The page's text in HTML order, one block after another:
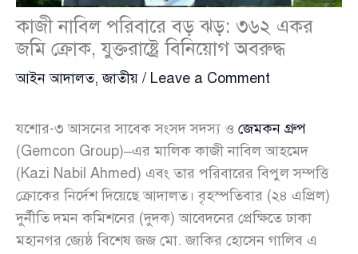
কাজী নাবিল পরিবারে বড় ঝড়: ৩৬২ একর
জমি ক্রোক, যুক্তরাষ্ট্রে বিনিয়োগ অবরুদ্ধ
আইন আদালত,জাতীয় / Leave a Comment
যশোর-৩ আসনের সাবেক সংসদ সদস্য ও জেমকন গ্রুপ
(Gemcon Group)–এর মালিক কাজী নাবিল আহমেদ
(Kazi Nabil Ahmed) এবং তার পরিবারের বিপুল সম্পত্তি
ক্রোকের নির্দেশ দিয়েছে আদালত। বৃহস্পতিবার (২৪ এপ্রিল)
দুর্নীতি দমন কমিশনের (দুদক) আবেদনের প্রেক্ষিতে ঢাকা
মহানগর জ্যেষ্ঠ বিশেষ জজ মো. জাকির হোসেন গালিব এ